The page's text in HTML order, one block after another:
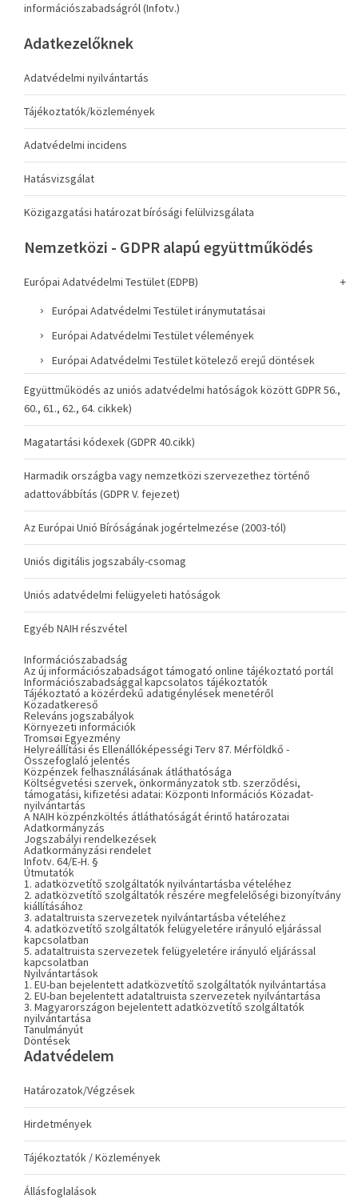
információszabadságról (Infotv.)
Adatkezelőknek
Adatvédelmi nyilvántartás
Tájékoztatók/közlemények
Adatvédelmi incidens
Hatásvizsgálat
Közigazgatási határozat bírósági felülvizsgálata
Nemzetközi - GDPR alapú együttműködés
Európai Adatvédelmi Testület (EDPB)
Európai Adatvédelmi Testület iránymutatásai
Európai Adatvédelmi Testület vélemények
Európai Adatvédelmi Testület kötelező erejű döntések
Együttműködés az uniós adatvédelmi hatóságok között GDPR 56.,
60., 61., 62., 64. cikkek)
Magatartási kódexek (GDPR 40.cikk)
Harmadik országba vagy nemzetközi szervezethez történő
adattovábbítás (GDPR V. fejezet)
Az Európai Unió Bíróságának jogértelmezése (2003-tól)
Uniós digitális jogszabály-csomag
Uniós adatvédelmi felügyeleti hatóságok
Egyéb NAIH részvétel
Információszabadság
Az új információszabadságot támogató online tájékoztató portál
Információszabadsággal kapcsolatos tájékoztatók
Tájékoztató a közérdekű adatigénylések menetéről
Közadatkereső
Releváns jogszabályok
Környezeti információk
Tromsøi Egyezmény
Helyreállítási és Ellenállóképességi Terv 87. Mérföldkő -
Összefoglaló jelentés
Közpénzek felhasználásának átláthatósága
Költségvetési szervek, önkormányzatok stb. szerződési,
támogatási, kifizetési adatai: Központi Információs Közadat-
nyilvántartás
A NAIH közpénzköltés átláthatóságát érintő határozatai
Adatkormányzás
Jogszabályi rendelkezések
Adatkormányzási rendelet
Infotv. 64/E-H. §
Útmutatók
1. adatközvetítő szolgáltatók nyilvántartásba vételéhez
2. adatközvetítő szolgáltatók részére megfelelőségi bizonyítvány
kiállításához
3. adataltruista szervezetek nyilvántartásba vételéhez
4. adatközvetítő szolgáltatók felügyeletére irányuló eljárással
kapcsolatban
5. adataltruista szervezetek felügyeletére irányuló eljárással
kapcsolatban
Nyilvántartások
1. EU-ban bejelentett adatközvetítő szolgáltatók nyilvántartása
2. EU-ban bejelentett adataltruista szervezetek nyilvántartása
3. Magyarországon bejelentett adatközvetítő szolgáltatók
nyilvántartása
Tanulmányút
Döntések
Adatvédelem
Határozatok/Végzések
Hirdetmények
Tájékoztatók / Közlemények
Állásfoglalások